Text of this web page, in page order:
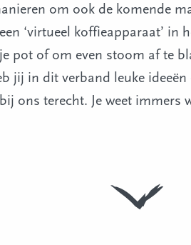
om ook de komende
‘virtueel koffieapparaat’ in
pot of om even stoom af te
jij in dit verband leuke
ons terecht. Je weet immers